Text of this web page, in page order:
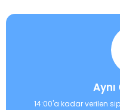
14:00'a kadar verilen